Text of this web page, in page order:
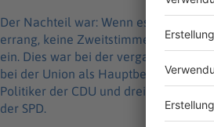
Der Nachteil war: Wenn es für ein
errang, keine Zweitstimmendeckung
ein. Dies war bei der vergangenen
bei der Union als Hauptbetroffene für
Politiker der CDU und drei der CSU,
der SPD.